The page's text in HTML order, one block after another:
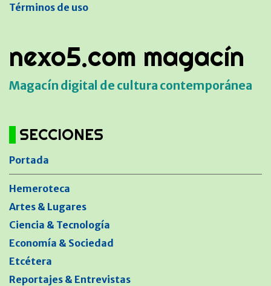
Términos de uso
nexo5.com magacín
Magacín digital de cultura contemporánea
SECCIONES
Portada
Hemeroteca
Artes & Lugares
Ciencia & Tecnología
Economía & Sociedad
Etcétera
Reportajes & Entrevistas